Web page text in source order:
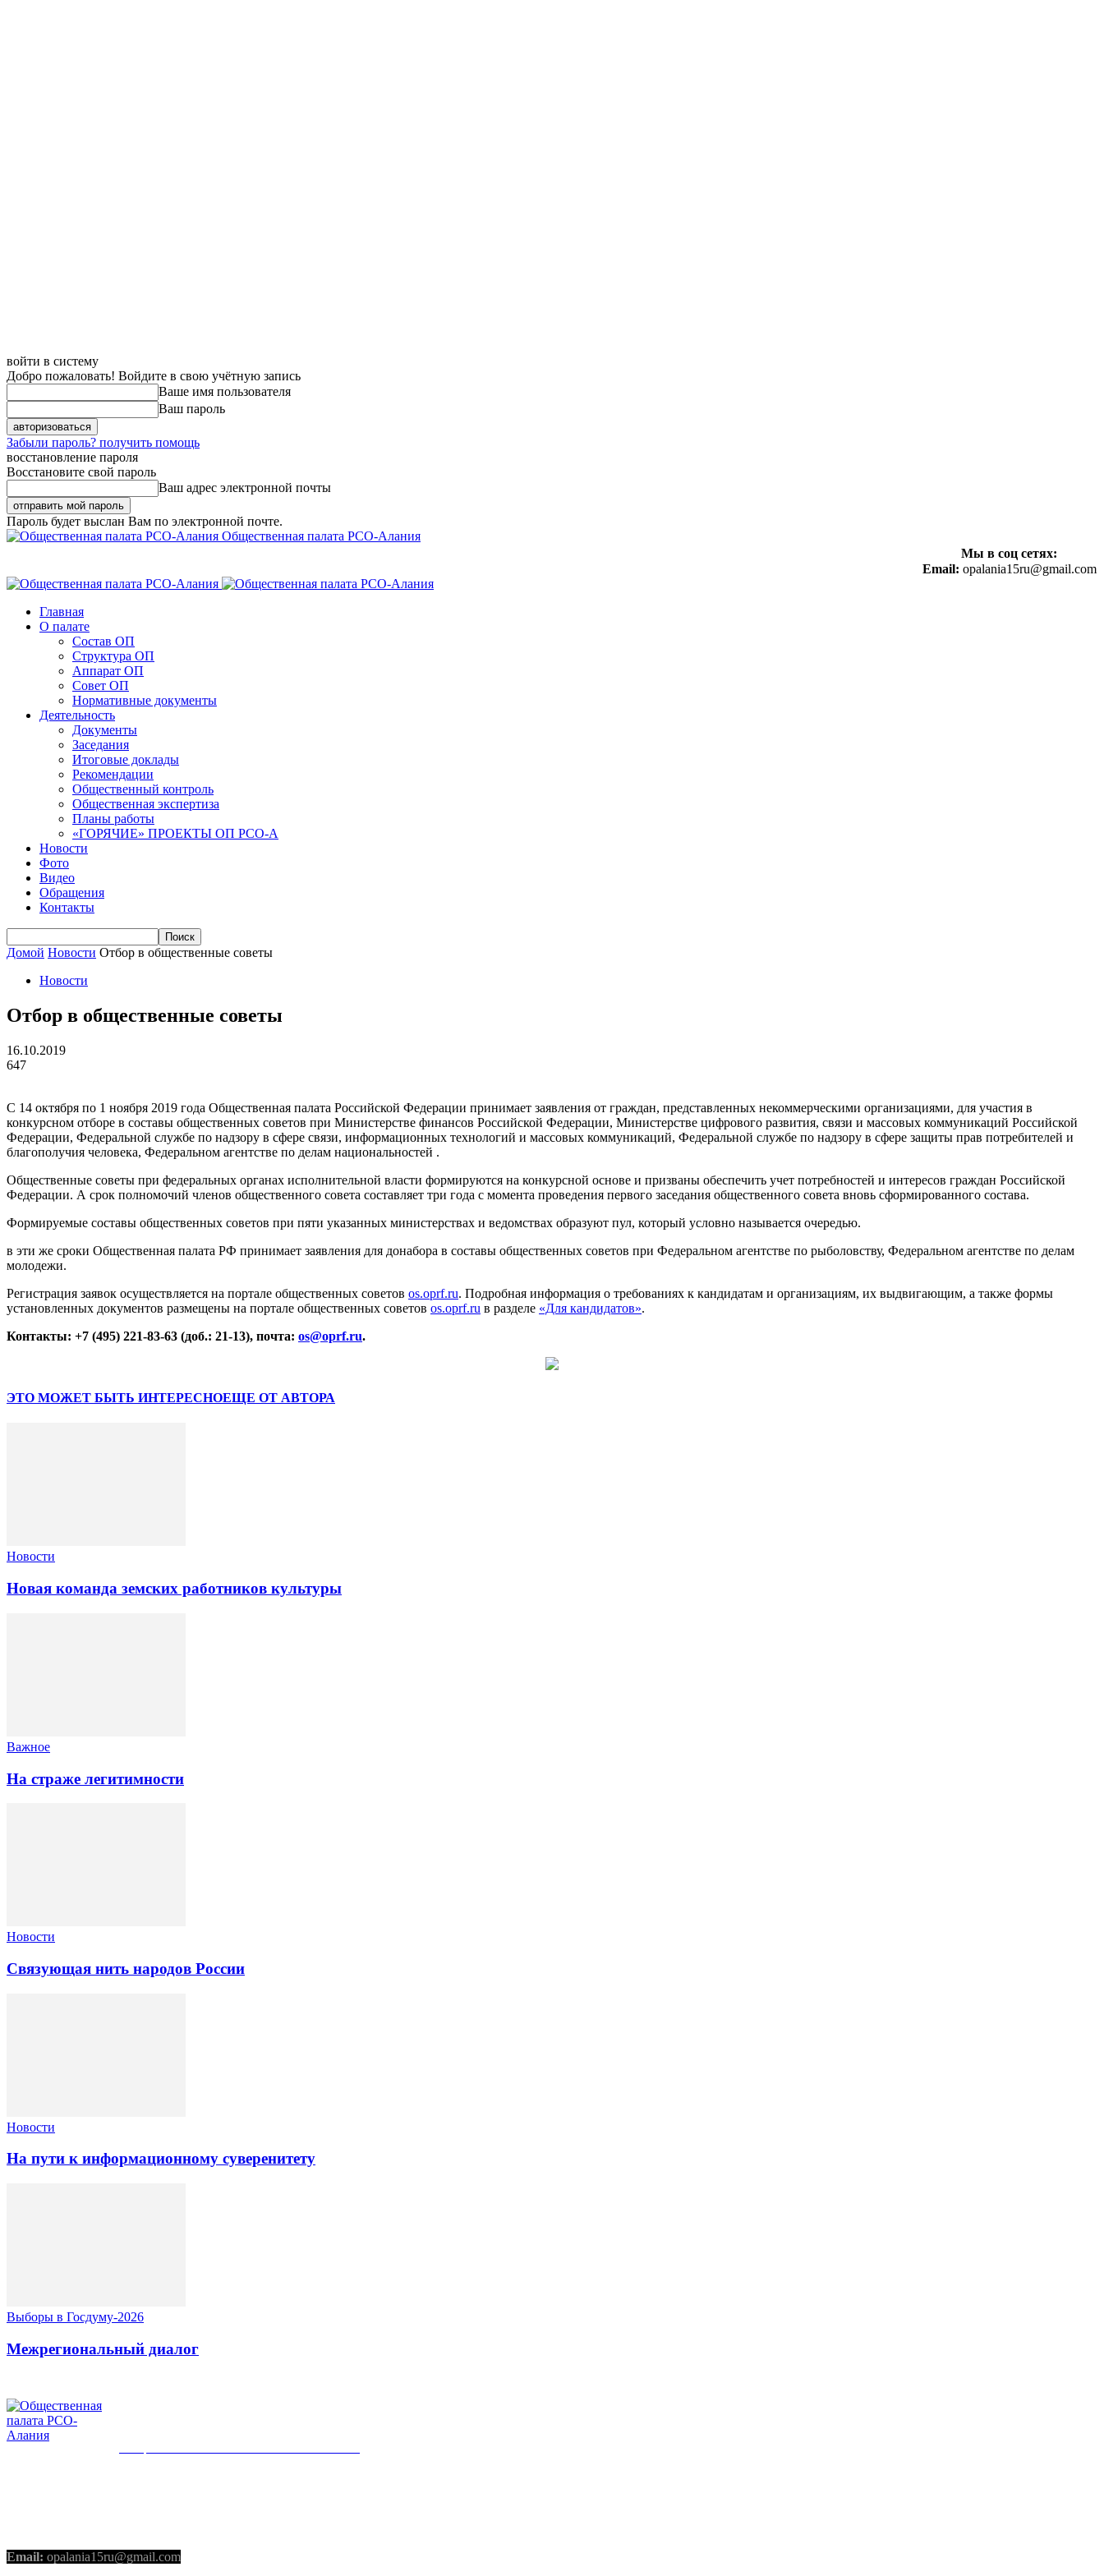
войти в систему
Добро пожаловать! Войдите в свою учётную запись
Ваше имя пользователя
Ваш пароль
Забыли пароль? получить помощь
восстановление пароля
Восстановите свой пароль
Ваш адрес электронной почты
Пароль будет выслан Вам по электронной почте.
Общественная палата РСО-Алания
Мы в соц сетях:
Email: opalania15ru@gmail.com
Главная
О палате
Состав ОП
Структура ОП
Аппарат ОП
Совет ОП
Нормативные документы
Деятельность
Документы
Заседания
Итоговые доклады
Рекомендации
Общественный контроль
Общественная экспертиза
Планы работы
«ГОРЯЧИЕ» ПРОЕКТЫ ОП РСО-А
Новости
Фото
Видео
Обращения
Контакты
Домой Новости Отбор в общественные советы
Новости
Отбор в общественные советы
16.10.2019
647
С 14 октября по 1 ноября 2019 года Общественная палата Российской Федерации принимает заявления от граждан, представленных некоммерческими организациями, для участия в
конкурсном отборе в составы общественных советов при Министерстве финансов Российской Федерации, Министерстве цифрового развития, связи и массовых коммуникаций Российской
Федерации, Федеральной службе по надзору в сфере связи, информационных технологий и массовых коммуникаций, Федеральной службе по надзору в сфере защиты прав потребителей и
благополучия человека, Федеральном агентстве по делам национальностей .
Общественные советы при федеральных органах исполнительной власти формируются на конкурсной основе и призваны обеспечить учет потребностей и интересов граждан Российской
Федерации. А срок полномочий членов общественного совета составляет три года с момента проведения первого заседания общественного совета вновь сформированного состава.
Формируемые составы общественных советов при пяти указанных министерствах и ведомствах образуют пул, который условно называется очередью.
в эти же сроки Общественная палата РФ принимает заявления для донабора в составы общественных советов при Федеральном агентстве по рыболовству, Федеральном агентстве по делам
молодежи.
Регистрация заявок осуществляется на портале общественных советов os.oprf.ru. Подробная информация о требованиях к кандидатам и организациям, их выдвигающим, а также формы
установленных документов размещены на портале общественных советов os.oprf.ru в разделе «Для кандидатов».
Контакты: +7 (495) 221-83-63 (доб.: 21-13), почта: os@oprf.ru.
ЭТО МОЖЕТ БЫТЬ ИНТЕРЕСНОЕЩЕ ОТ АВТОРА
Новости
Новая команда земских работников культуры
Важное
На страже легитимности
Новости
Связующая нить народов России
Новости
На пути к информационному суверенитету
Выборы в Госдуму-2026
Межрегиональный диалог
Email: opalania15ru@gmail.com